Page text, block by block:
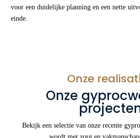
voor een duidelijke planning en een nette
einde.
Onze
Onze
Bekijk een selectie van onze recente